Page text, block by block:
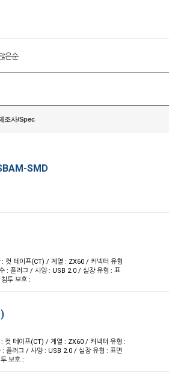
은순
조사/Spec
SMD
테이프(CT) / 계열 : ZX60 / 커넥터 유형
: 플러그 / 사양 : USB 2.0 / 실장 유형 : 표
투 보호 :
테이프(CT) / 계열 : ZX60 / 커넥터 유형 :
플러그 / 사양 : USB 2.0 / 실장 유형 : 표면
보호 :